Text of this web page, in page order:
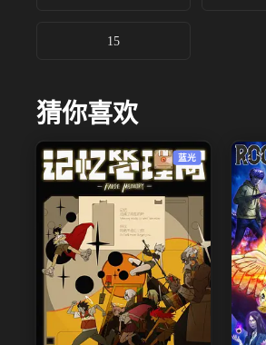
15
猜你喜欢
蓝光